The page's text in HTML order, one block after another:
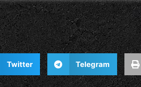
Twitter Telegram